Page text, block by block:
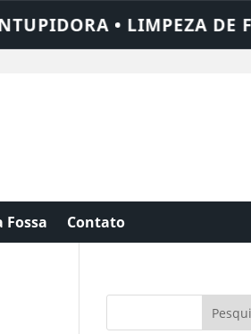
• LIMPEZA DE FOSSA •
Fossa Contato